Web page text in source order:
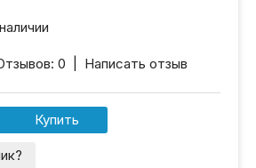
0 Написать отзыв